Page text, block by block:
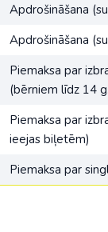
Apdrošināšana
Apdrošināšana
Piemaksa par
(bērniem līdz 14
Piemaksa par
ieejas biļetēm)
Piemaksa par